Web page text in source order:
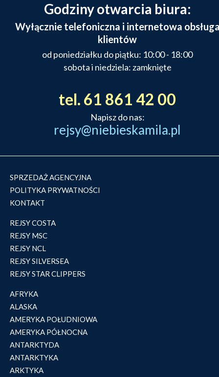
Godziny otwarcia biura:
Wyłącznie telefoniczna i internetowa
klientów
od poniedziałku do piątku: 10:00 - 18:00
sobota i niedziela: zamknięte
tel. 61 861 42 00
Napisz do nas:
rejsy@niebieskamila.pl
SPRZEDAŻ AGENCYJNA
POLITYKA PRYWATNOŚCI
KONTAKT
REJSY COSTA
REJSY MSC
REJSY NCL
REJSY SILVERSEA
REJSY STAR CLIPPERS
AFRYKA
ALASKA
AMERYKA POŁUDNIOWA
AMERYKA PÓŁNOCNA
ANTARKTYDA
ANTARKTYKA
ARKTYKA